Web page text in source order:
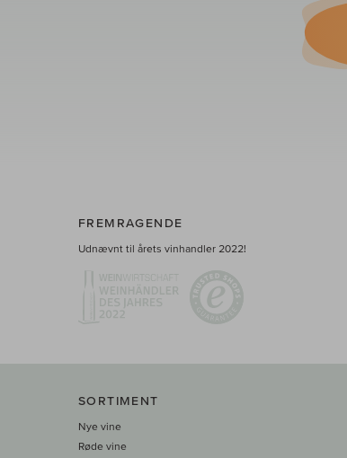
FREMRAGENDE
Udnævnt til årets vinhandler 2022!
SORTIMENT
Nye vine
Røde vine